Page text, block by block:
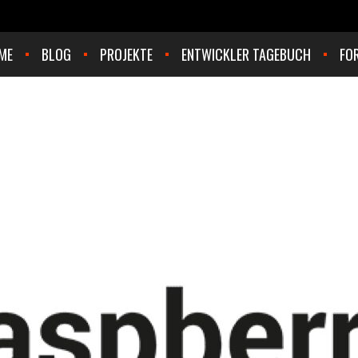
BLOG PROJEKTE ENTWICKLER TAGEBUCH